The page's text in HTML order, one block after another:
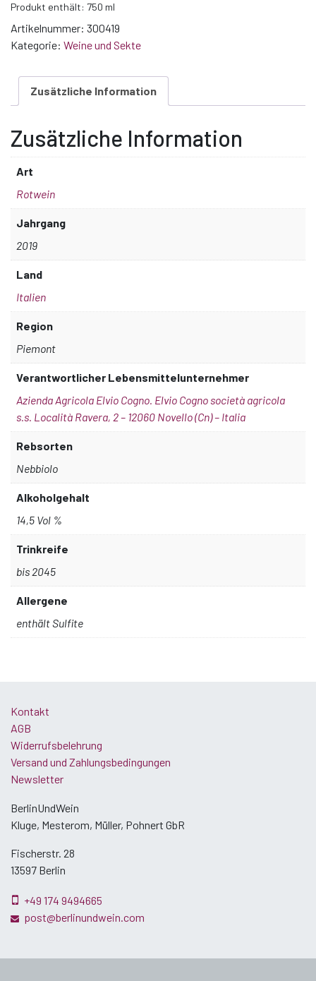
Pernice"
Menge
Produkt enthält: 750 ml
Artikelnummer: 300419
Kategorie: Weine und Sekte
Zusätzliche Information
Zusätzliche Information
Art
Rotwein
Jahrgang
2019
Land
Italien
Region
Piemont
Verantwortlicher Lebensmittelunternehmer
Azienda Agricola Elvio Cogno. Elvio Cogno società agricola
s.s. Località Ravera, 2 – 12060 Novello (Cn) – Italia
Rebsorten
Nebbiolo
Alkoholgehalt
14,5 Vol %
Trinkreife
bis 2045
Allergene
enthält Sulfite
Kontakt
AGB
Widerrufsbelehrung
Versand und Zahlungsbedingungen
Newsletter
BerlinUndWein
Kluge, Mesterom, Müller, Pohnert GbR
Fischerstr. 28
13597 Berlin
+49 174 9494665
post@berlinundwein.com